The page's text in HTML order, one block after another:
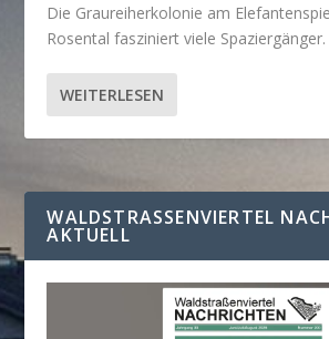
Die Graureiherkolonie am
Rosental fasziniert viele
WEITERLESEN
WALDSTRASSENVIERTEL
KTUELL